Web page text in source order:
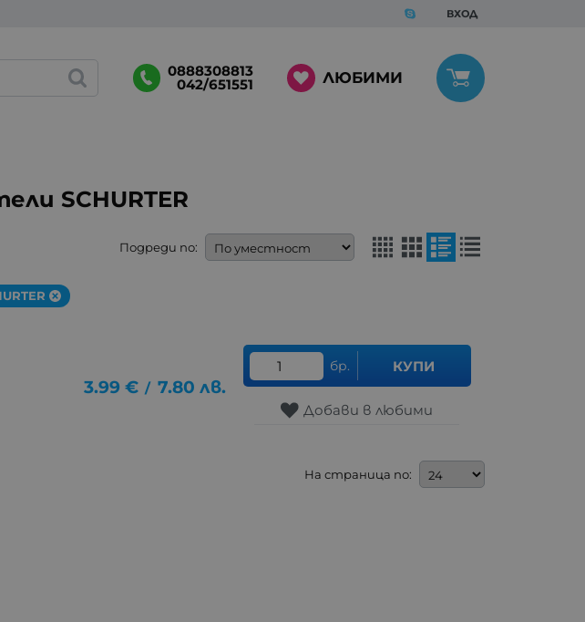
ВХОД
0888308813
042/651551 ЛЮБИМИ
SCHURTER
Подреди по:
3.99 € / 7.80 лв.
бр. КУПИ
Добави в любими
На страница по: